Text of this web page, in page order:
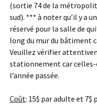
(sortie 74 de la
sud). *** à noter qu’il y a
réservé pour la salle de
long du mur du bâtiment
Veuillez vérifier
stationnement car
l’année passée.
Coût: 15$ par adulte et 7$